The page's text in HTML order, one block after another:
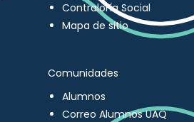
Contraloría Social
Mapa de sitio
Comunidades
Alumnos
Correo Alumnos UAQ